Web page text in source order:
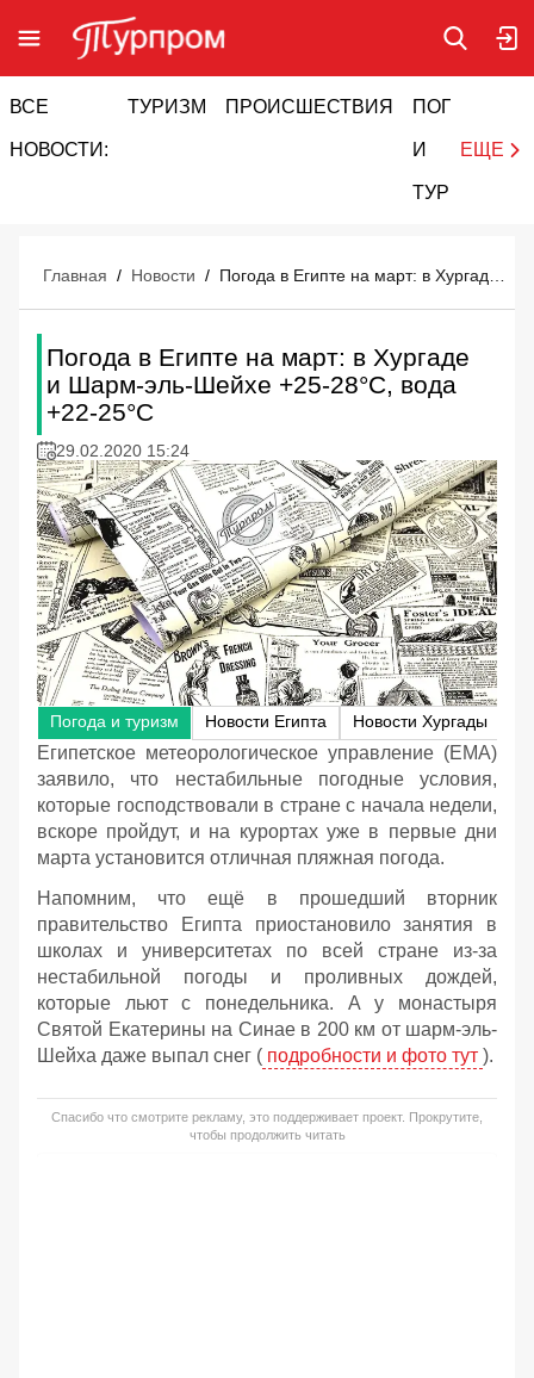
ВСЕ
НОВОСТИ:
ТУРИЗМ ПРОИСШЕСТВИЯ ПОГОДА
И
ТУРИЗМ
ЕЩЕ
Главная / Новости /
Погода в Египте на март: в Хургаде
и Шарм-эль-Шейхе +25-28°C, вода
+22-25°C
29.02.2020 15:24
Погода и туризм Новости Египта Новости Хургады
Египетское метеорологическое управление (EMA)
заявило, что нестабильные погодные условия,
которые господствовали в стране с начала недели,
вскоре пройдут, и на курортах уже в первые дни
марта установится отличная пляжная погода.
Напомним, что ещё в прошедший вторник
правительство Египта приостановило занятия в
школах и университетах по всей стране из-за
нестабильной погоды и проливных дождей,
которые льют с понедельника. А у монастыря
Святой Екатерины на Синае в 200 км от шарм-эль-
Шейха даже выпал снег ( подробности и фото тут ).
Спасибо что смотрите рекламу, это поддерживает проект. Прокрутите,
чтобы продолжить читать